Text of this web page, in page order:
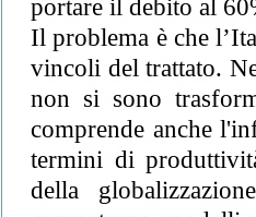
portare il debito al
Il problema è che
vincoli del trattato.
non si sono
comprende anche
termini di
della